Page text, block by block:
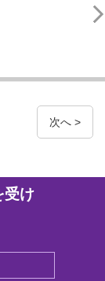
次へ >
受け